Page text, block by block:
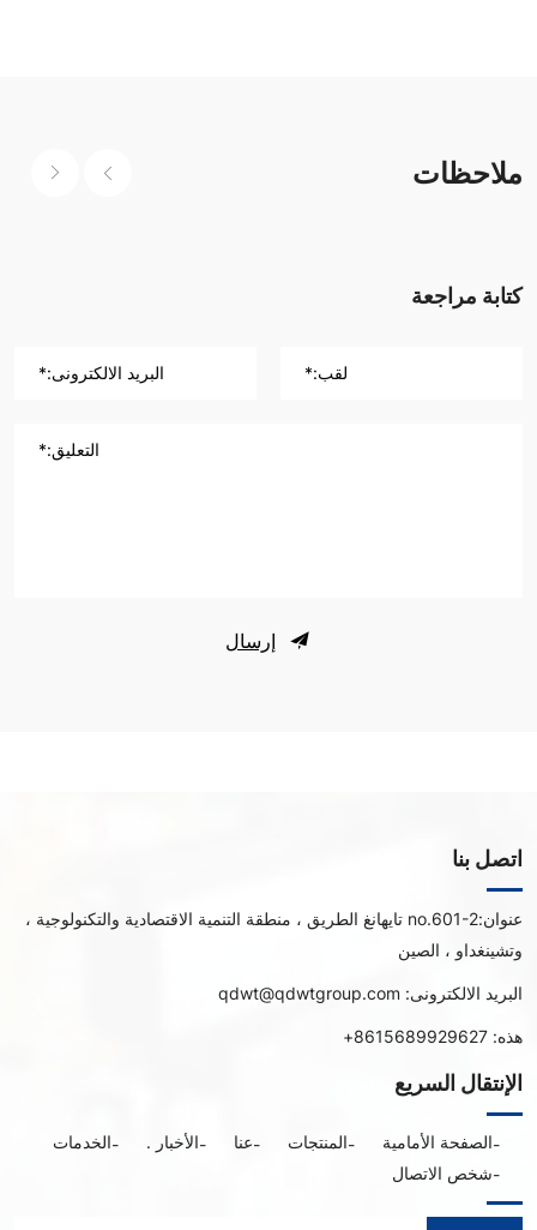
ملاحظات
كتابة مراجعة
لقب:* البريد الالكترونى:*
التعليق:*
إرسال
اتصل بنا
عنوان:
no.601-2 تايهانغ الطريق ، منطقة التنمية الاقتصادية والتكنولوجية ،
وتشينغداو ، الصين
البريد الالكترونى: qdwt@qdwtgroup.com
هذه: 8615689929627+
الإنتقال السريع
الصفحة الأمامية المنتجات عنا الأخبار .
الخدمات
شخص الاتصال